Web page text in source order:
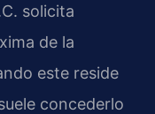
solicita
de la
este reside
concederlo